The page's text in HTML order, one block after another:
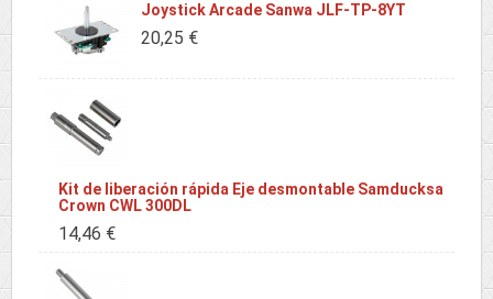
Joystick Arcade Sanwa JLF-TP-8YT
20,25 €
Kit de liberación rápida Eje desmontable Samducksa
Crown CWL 300DL
14,46 €